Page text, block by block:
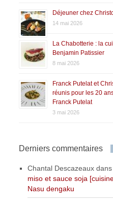
Déjeuner chez
14 mai 2026
La Chabotterie : la
Benjamin Patissier
8 mai 2026
Franck Putelat et
réunis pour les 20
Franck Putelat
3 mai 2026
Derniers commentaires
Chantal Descazeaux
miso et sauce soja
Nasu dengaku